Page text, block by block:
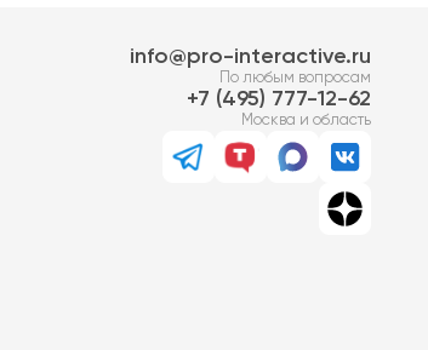
info@pro-interactive.ru
По любым вопросам
7 (495) 777-12-62
Москва и область